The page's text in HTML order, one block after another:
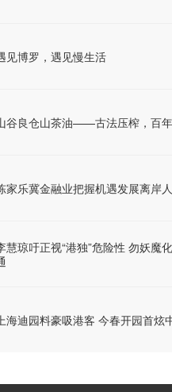
见博罗，遇见慢生活
谷良仓山茶油——古法压榨，百
家乐冀金融业把握机遇发展离岸
慧琼吁正视“港独”危险性 勿妖魔
海迪园料豪吸港客 今春开园首炫